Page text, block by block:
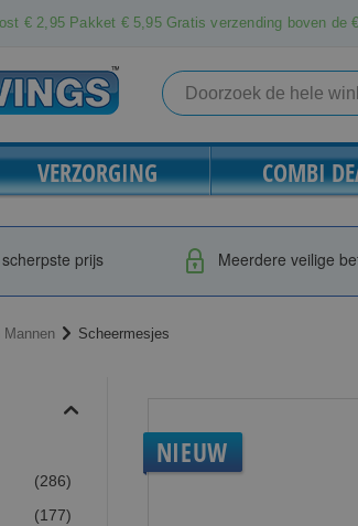
€ 2,95 Pakket € 5,95 Gratis verzending boven de
Search
VERZORGING COMBI
prijs Meerdere veilige
Mannen Scheermesjes
NIEUW
286producten
177producten